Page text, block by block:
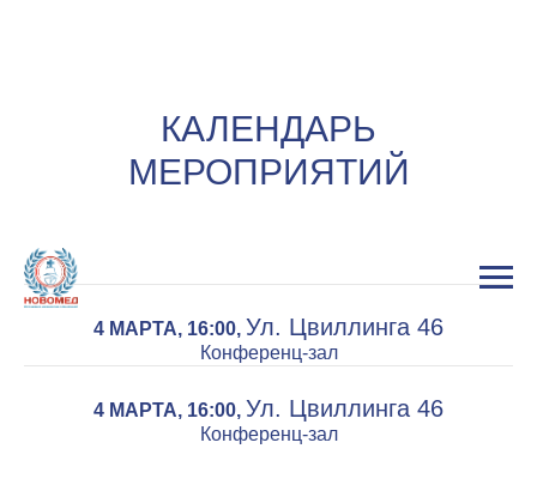
КАЛЕНДАРЬ
МЕРОПРИЯТИЙ
4 МАРТА, 16:00, Ул. Цвиллинга 46
Конференц-зал
4 МАРТА, 16:00, Ул. Цвиллинга 46
Конференц-зал